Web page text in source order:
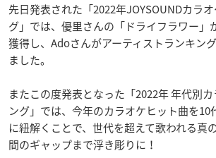
先日発表された「2022年JOYSOUNDカラ
グ」では、優里さんの「ドライフラワー」
獲得し、Adoさんがアーティストランキン
ました。
またこの度発表となった「2022年 年代別
ング」では、今年のカラオケヒット曲を10
に紐解くことで、世代を超えて歌われる真
間のギャップまで浮き彫りに！